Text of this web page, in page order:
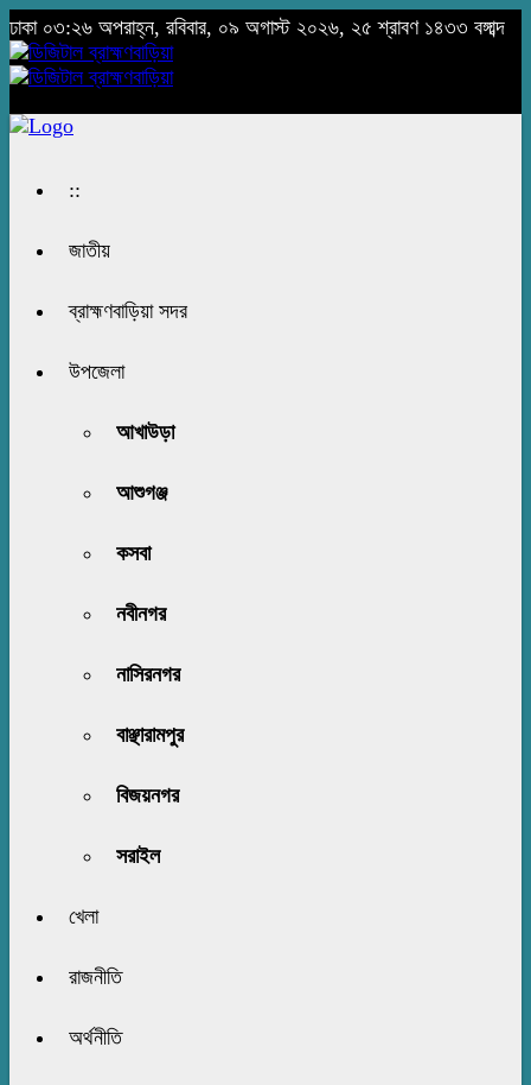
ঢাকা ০৩:২৬ অপরাহ্ন, রবিবার, ০৯ অগাস্ট ২০২৬, ২৫ শ্রাবণ ১৪৩৩ বঙ্গাব্দ
::
জাতীয়
ব্রাহ্মণবাড়িয়া সদর
উপজেলা
আখাউড়া
আশুগঞ্জ
কসবা
নবীনগর
নাসিরনগর
বাঞ্ছারামপুর
বিজয়নগর
সরাইল
খেলা
রাজনীতি
অর্থনীতি